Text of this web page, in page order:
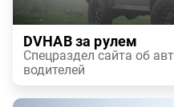
DVHAB за рулем
Спецраздел сайта об
водителей